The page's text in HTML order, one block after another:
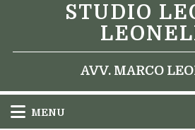
STUDIO
AVV. MARCO
MENU